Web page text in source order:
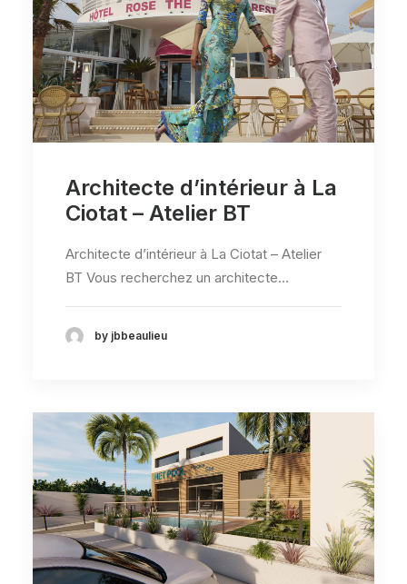
Architecte d’intérieur à La
Ciotat – Atelier BT
Architecte d’intérieur à La Ciotat – Atelier
BT Vous recherchez un architecte…
by jbbeaulieu